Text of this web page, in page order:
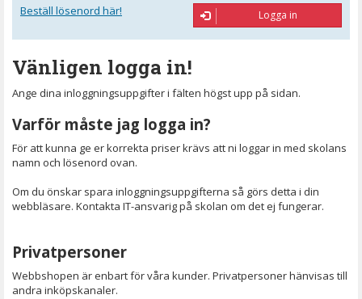
Beställ lösenord här! Logga in
Vänligen logga in!
Ange dina inloggningsuppgifter i fälten högst upp på sidan.
Varför måste jag logga in?
För att kunna ge er korrekta priser krävs att ni loggar in med skolans
namn och lösenord ovan.
Om du önskar spara inloggningsuppgifterna så görs detta i din
webbläsare. Kontakta IT-ansvarig på skolan om det ej fungerar.
Privatpersoner
Webbshopen är enbart för våra kunder. Privatpersoner hänvisas till
andra inköpskanaler.